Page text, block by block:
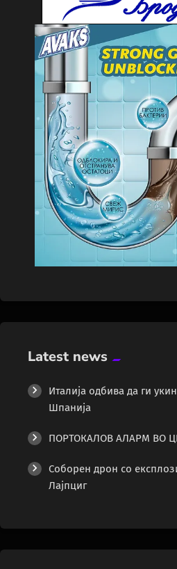
Latest news
Италија одбива да ги
Шпанија
ПОРТОКАЛОВ АЛАРМ ВО
Соборен дрон со
Лајпциг